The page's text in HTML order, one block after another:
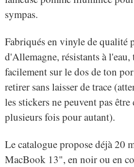
sympas.
Fabriqués en vinyle de qualité
d'Allemagne, résistants à
facilement sur le dos de ton
retirer sans laisser de trace
les stickers ne peuvent pas
plusieurs fois pour autant).
Le catalogue propose déjà 20
MacBook 13", en noir ou en